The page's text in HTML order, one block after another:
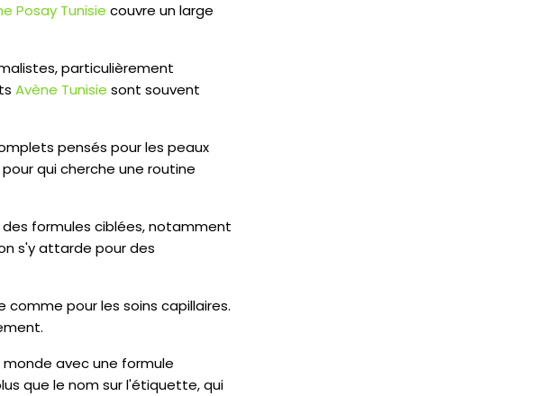
Posay Tunisie couvre un large
particulièrement
Avène Tunisie sont souvent
pensés pour les peaux
qui cherche une routine
formules ciblées, notamment
s'y attarde pour des
pour les soins capillaires.
avec une formule
que le nom sur l'étiquette, qui